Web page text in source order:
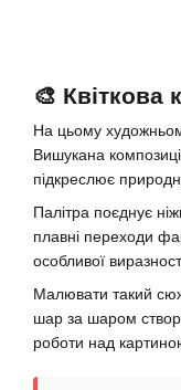
🎨
На цьому
Вишукана
підкреслює
Палітра поєднує
плавні переходи
особливої
Малювати такий
шар за шаром
роботи над